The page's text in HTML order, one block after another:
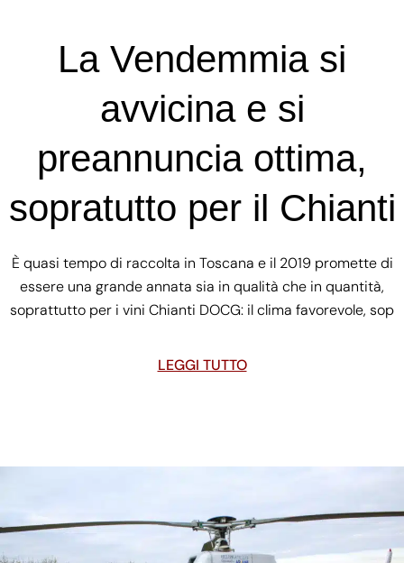
La Vendemmia si
avvicina e si
preannuncia ottima,
sopratutto per il Chianti
È quasi tempo di raccolta in Toscana e il 2019 promette di
essere una grande annata sia in qualità che in quantità,
soprattutto per i vini Chianti DOCG: il clima favorevole, sop
LEGGI TUTTO